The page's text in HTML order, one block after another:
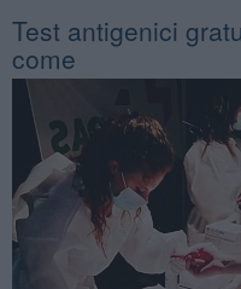
Test antigenici
come